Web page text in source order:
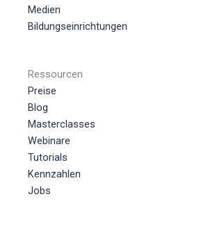
Medien
Bildungseinrichtungen
Ressourcen
Preise
Blog
Masterclasses
Webinare
Tutorials
Kennzahlen
Jobs